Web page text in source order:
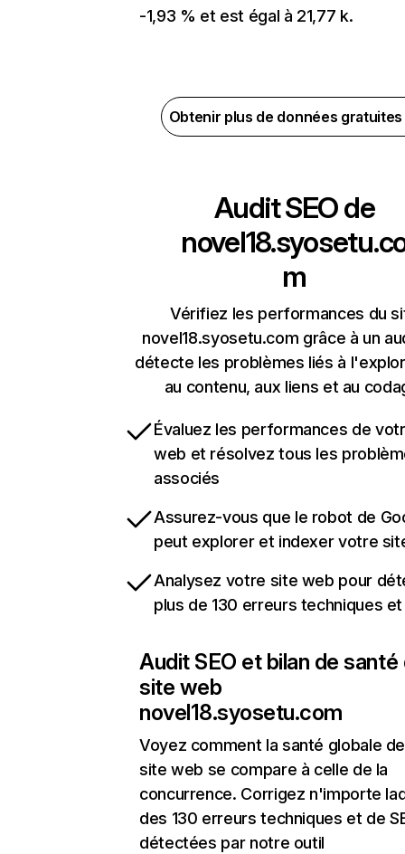
-1,93 % et est égal à 21,77 k.
Obtenir plus de données
Audit SEO de
m
Vérifiez les performances du
novel18.syosetu.com grâce à un
détecte les problèmes liés à
au contenu, aux liens et au
Évaluez les performances de
web et résolvez tous les
associés
Assurez-vous que le robot de
peut explorer et indexer votre
Analysez votre site web pour
plus de 130 erreurs techniques et
Audit SEO et bilan de santé
site web
novel18.syosetu.com
Voyez comment la santé globale
site web se compare à celle de la
concurrence. Corrigez n'importe
des 130 erreurs techniques et de
détectées par notre outil